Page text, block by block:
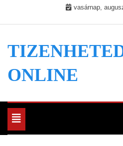
vasárnap,
ONLINE
Toggle
navigation